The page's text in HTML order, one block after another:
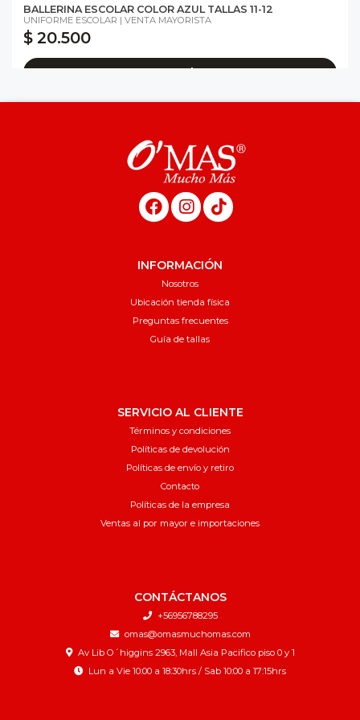
BALLERINA ESCOLAR COLOR AZUL TALLAS 11-12
UNIFORME ESCOLAR | VENTA MAYORISTA
$ 20.500
Agregar al carro
INFORMACIÓN
Nosotros
Ubicación tienda física
Preguntas frecuentes
Guía de tallas
SERVICIO AL CLIENTE
Términos y condiciones
Políticas de devolución
Políticas de envío y retiro
Contacto
Políticas de la empresa
Ventas al por mayor e importaciones
CONTÁCTANOS
+56956788295
omas@omasmuchomas.com
Av Lib O´higgins 2963, Mall Asia Pacifico piso 0 y 1
Lun a Vie 10:00 a 18:30hrs / Sab 10:00 a 17:15hrs